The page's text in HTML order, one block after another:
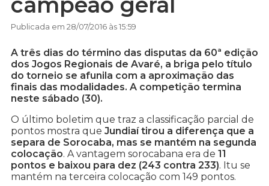
Publicada em 28/07/2016 às 15:59
A três dias do término das disputas da 60ª edição
dos Jogos Regionais de Avaré, a briga pelo título
do torneio se afunila com a aproximação das
finais das modalidades. A competição termina
neste sábado (30).
O último boletim que traz a classificação parcial de
pontos mostra que Jundiaí tirou a diferença que a
separa de Sorocaba, mas se mantém na segunda
colocação. A vantagem sorocabana era de 11
pontos e baixou para dez (243 contra 233). Itu se
mantém na terceira colocação com 149 pontos.